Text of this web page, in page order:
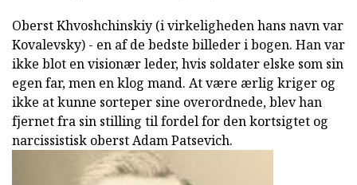
Oberst Khvoshchinskiy (i virkeligheden hans navn var
Kovalevsky) - en af de bedste billeder i bogen. Han var
ikke blot en visionær leder, hvis soldater elske som sin
egen far, men en klog mand. At være ærlig kriger og
ikke at kunne sorteper sine overordnede, blev han
fjernet fra sin stilling til fordel for den kortsigtet og
narcissistisk oberst Adam Patsevich.